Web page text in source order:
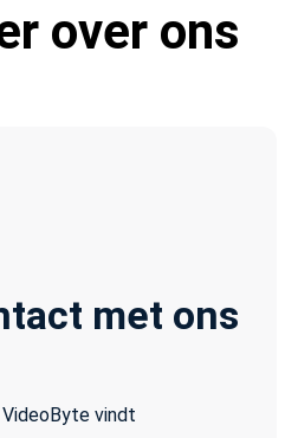
over ons
met ons
vindt